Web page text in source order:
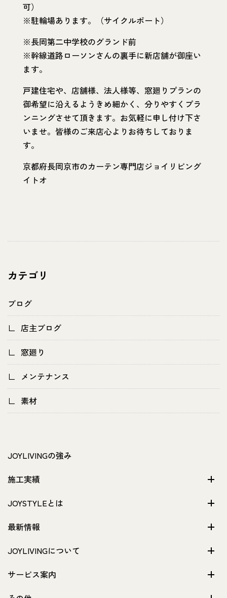
カテゴリ
ブログ
店主ブログ
窓廻り
メンテナンス
素材
可）
※駐輪場あります。（サイクルポート）
※長岡第二中学校のグランド前
※幹線道路ローソンさんの裏手に新店舗が御座い
ます。
戸建住宅や、店舗様、法人様等、窓廻りプランの
御希望に沿えるようきめ細かく、分りやすくプラ
ンニングさせて頂きます。お気軽に申し付け下さ
いませ。皆様のご来店心よりお待ちしておりま
す。
京都府長岡京市のカーテン専門店ジョイリビング
イトオ
JOYLIVINGの強み
施工実績
JOYSTYLEとは
最新情報
JOYLIVINGについて
サービス案内